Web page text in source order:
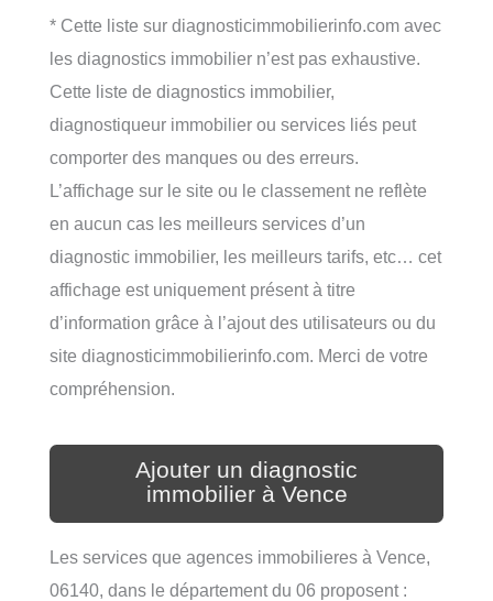
* Cette liste sur diagnosticimmobilierinfo.com avec
les diagnostics immobilier n’est pas exhaustive.
Cette liste de diagnostics immobilier,
diagnostiqueur immobilier ou services liés peut
comporter des manques ou des erreurs.
L’affichage sur le site ou le classement ne reflète
en aucun cas les meilleurs services d’un
diagnostic immobilier, les meilleurs tarifs, etc… cet
affichage est uniquement présent à titre
d’information grâce à l’ajout des utilisateurs ou du
site diagnosticimmobilierinfo.com. Merci de votre
compréhension.
Ajouter un diagnostic
immobilier à Vence
Les services que agences immobilieres à Vence,
06140, dans le département du 06 proposent :